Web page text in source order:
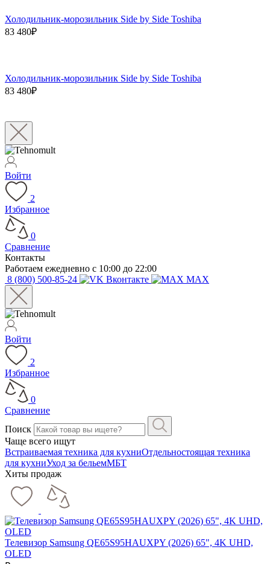
Холодильник-морозильник Side by Side Toshiba
83 480₽
Холодильник-морозильник Side by Side Toshiba
83 480₽
Войти
2
Избранное
0
Сравнение
Контакты
Работаем ежедневно с 10:00 до 22:00
8 (800) 500-85-24
Вконтакте MAX
Войти
2
Избранное
0
Сравнение
Поиск
Чаще всего ищут
Встраиваемая техника для кухниОтдельностоящая техника
для кухниУход за бельемМБТ
Хиты продаж
Телевизор Samsung QE65S95HAUXPY (2026) 65", 4K UHD,
OLED